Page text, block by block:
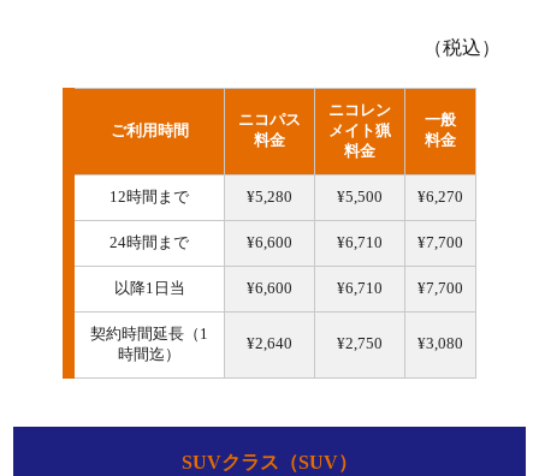
（税込）
ご利用時間
ニコパス
料金
ニコレン
メイト猟
料金
一般
料金
12時間まで ¥5,280 ¥5,500 ¥6,270
24時間まで ¥6,600 ¥6,710 ¥7,700
以降1日当 ¥6,600 ¥6,710 ¥7,700
契約時間延長（1
時間迄）
¥2,640 ¥2,750 ¥3,080
SUVクラス（SUV）